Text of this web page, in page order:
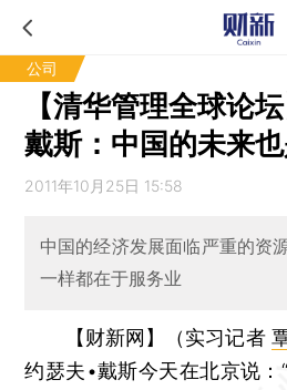
公司
【清华管理全球论
戴斯：中国的未来
2011年10月25日 15:58
中国的经济发展面临严重的资
一样都在于服务业
【财新网】（实习记者
约瑟夫•戴斯今天在北京说：